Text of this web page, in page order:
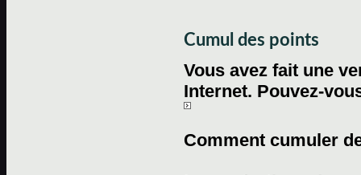
Cumul des points
Vous avez fait une
Internet. Pouvez-
Comment cumuler